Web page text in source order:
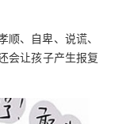
、自卑、说谎、
会让孩子产生报复